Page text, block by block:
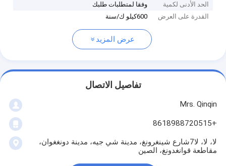
الحد الأدنى لكمية
وفقا لمتطلبات طلبك
القدرة على العرض
600كيلو ك/سنة
عرض المزيد
تفاصيل الاتصال
Mrs. Qinqin
+8618988720515
لا، لا، لا7شارع شينغرونغ، مدينة شي جيه، مدينة دونغغوان،
مقاطعة قوانغدونغ، الصين